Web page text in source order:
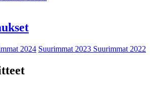
2024 Suurimmat 2023 Suurimmat 2022